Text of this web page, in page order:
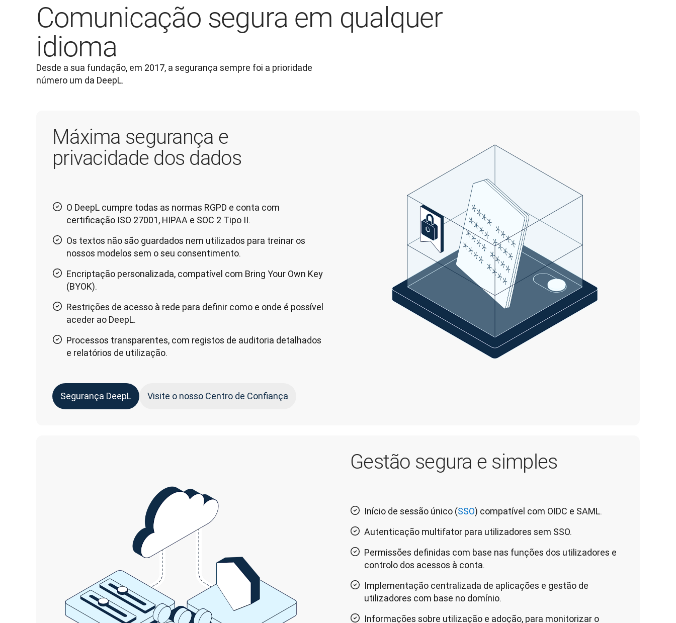
Comunicação segura em qualquer
idioma
Desde a sua fundação, em 2017, a segurança sempre foi a prioridade
número um da DeepL.
Máxima segurança e
privacidade dos dados
O DeepL cumpre todas as normas RGPD e conta com
certificação ISO 27001, HIPAA e SOC 2 Tipo II.
Os textos não são guardados nem utilizados para treinar os
nossos modelos sem o seu consentimento.
Encriptação personalizada, compatível com Bring Your Own Key
(BYOK).
Restrições de acesso à rede para definir como e onde é possível
aceder ao DeepL.
Processos transparentes, com registos de auditoria detalhados
e relatórios de utilização.
Segurança DeepL Visite o nosso Centro de Confiança
Gestão segura e simples
Início de sessão único (SSO) compatível com OIDC e SAML.
Autenticação multifator para utilizadores sem SSO.
Permissões definidas com base nas funções dos utilizadores e
controlo dos acessos à conta.
Implementação centralizada de aplicações e gestão de
utilizadores com base no domínio.
Informações sobre utilização e adoção, para monitorizar o